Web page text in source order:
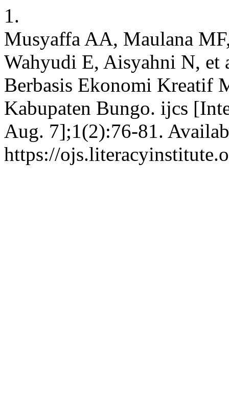
1.
Musyaffa AA, Maulana
Wahyudi E, Aisyahni N, et
Berbasis Ekonomi Kreatif
Kabupaten Bungo. ijcs
Aug. 7];1(2):76-81.
https://